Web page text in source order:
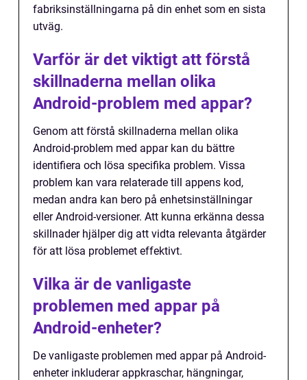
fabriksinställningarna på din enhet som en sista
utväg.
Varför är det viktigt att förstå
skillnaderna mellan olika
Android-problem med appar?
Genom att förstå skillnaderna mellan olika
Android-problem med appar kan du bättre
identifiera och lösa specifika problem. Vissa
problem kan vara relaterade till appens kod,
medan andra kan bero på enhetsinställningar
eller Android-versioner. Att kunna erkänna dessa
skillnader hjälper dig att vidta relevanta åtgärder
för att lösa problemet effektivt.
Vilka är de vanligaste
problemen med appar på
Android-enheter?
De vanligaste problemen med appar på Android-
enheter inkluderar appkraschar, hängningar,